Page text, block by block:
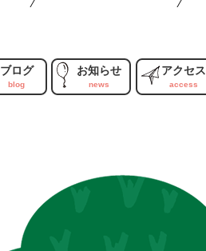
ブログ お知らせ アクセス